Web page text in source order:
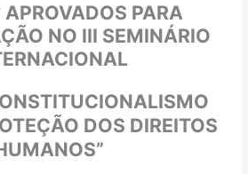
PARA
NO III SEMINÁRIO
DOS DIREITOS